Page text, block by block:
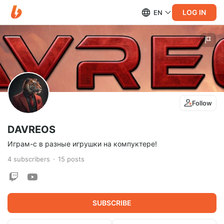
EN LOG IN
Follow
DAVREOS
Играм-с в разные игрушки на компуктере!
4 subscribers 15 posts
SUBSCRIBE